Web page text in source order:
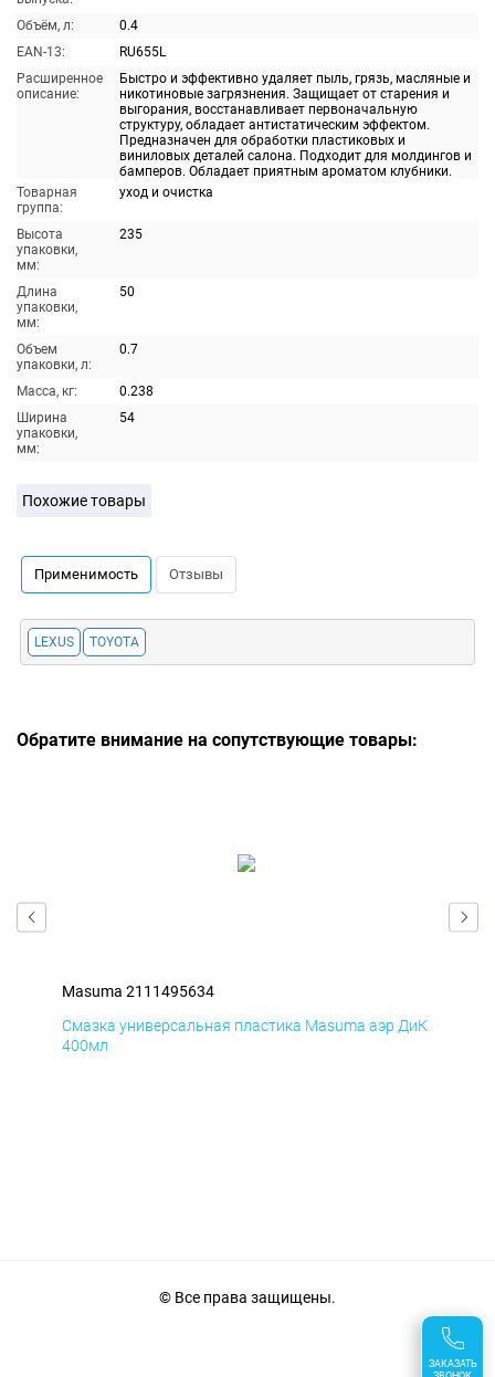
Объём, л:
0.4
EAN-13:
RU655L
Расширенное
описание:
Быстро и эффективно удаляет пыль, грязь, масляные и
никотиновые загрязнения. Защищает от старения и
выгорания, восстанавливает первоначальную
структуру, обладает антистатическим эффектом.
Предназначен для обработки пластиковых и
виниловых деталей салона. Подходит для молдингов и
бамперов. Обладает приятным ароматом клубники.
Товарная
группа:
уход и очистка
Высота
упаковки,
мм:
235
Длина
упаковки,
мм:
50
Объем
упаковки, л:
0.7
Масса, кг:
0.238
Ширина
упаковки,
мм:
54
Похожие товары
Применимость Отзывы
LEXUS TOYOTA
Обратите внимание на сопутствующие товары:
Masuma 2111495634
Смазка универсальная пластика Masuma аэр ДиК
400мл
ЗАКАЗАТЬ
© Все права защищены.